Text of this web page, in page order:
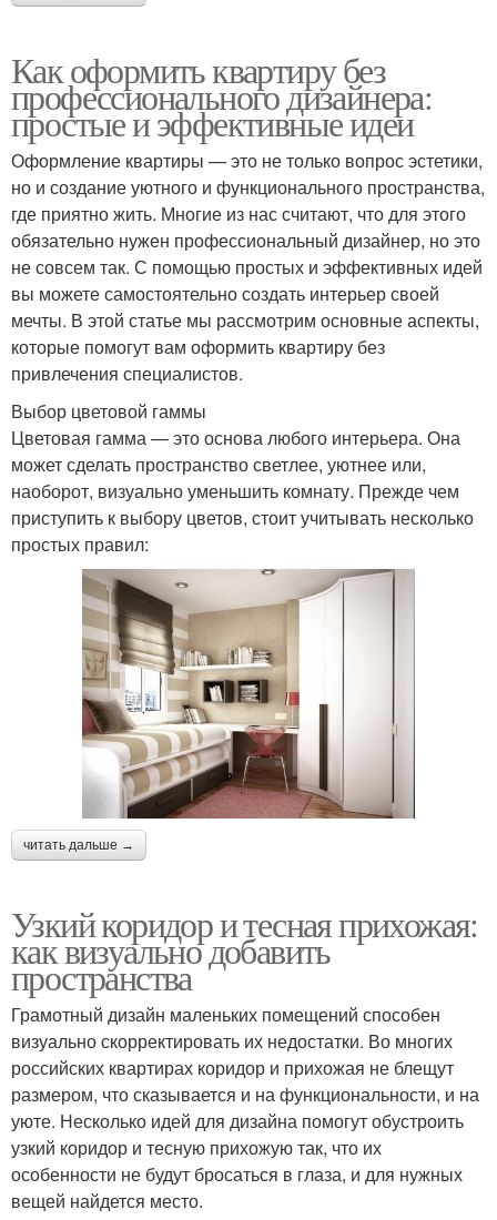
Как оформить квартиру без
профессионального дизайнера:
простые и эффективные идеи
Оформление квартиры — это не только вопрос эстетики,
но и создание уютного и функционального пространства,
где приятно жить. Многие из нас считают, что для этого
обязательно нужен профессиональный дизайнер, но это
не совсем так. С помощью простых и эффективных идей
вы можете самостоятельно создать интерьер своей
мечты. В этой статье мы рассмотрим основные аспекты,
которые помогут вам оформить квартиру без
привлечения специалистов.
Выбор цветовой гаммы
Цветовая гамма — это основа любого интерьера. Она
может сделать пространство светлее, уютнее или,
наоборот, визуально уменьшить комнату. Прежде чем
приступить к выбору цветов, стоит учитывать несколько
простых правил:
читать дальше →
Узкий коридор и тесная прихожая:
как визуально добавить
пространства
Грамотный дизайн маленьких помещений способен
визуально скорректировать их недостатки. Во многих
российских квартирах коридор и прихожая не блещут
размером, что сказывается и на функциональности, и на
уюте. Несколько идей для дизайна помогут обустроить
узкий коридор и тесную прихожую так, что их
особенности не будут бросаться в глаза, и для нужных
вещей найдется место.